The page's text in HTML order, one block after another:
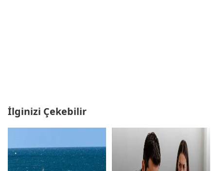
İlginizi Çekebilir